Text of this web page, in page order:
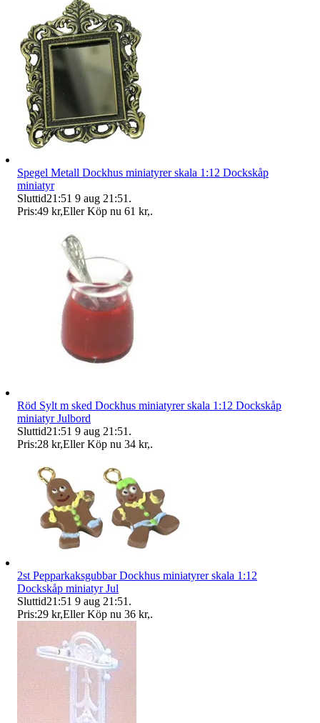
Spegel Metall Dockhus miniatyrer skala 1:12 Dockskåp
miniatyr
Sluttid21:51 9 aug 21:51 .
Pris:49 kr,Eller Köp nu 61 kr,.
Röd Sylt m sked Dockhus miniatyrer skala 1:12 Dockskåp
miniatyr Julbord
Sluttid21:51 9 aug 21:51 .
Pris:28 kr,Eller Köp nu 34 kr,.
2st Pepparkaksgubbar Dockhus miniatyrer skala 1:12
Dockskåp miniatyr Jul
Sluttid21:51 9 aug 21:51 .
Pris:29 kr,Eller Köp nu 36 kr,.